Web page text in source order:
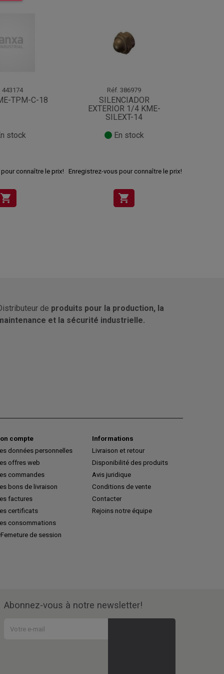
443174
TPM-C-18
stock
connaître le prix!
shopping_cart
Réf. 386979
SILENCIADOR
EXTERIOR 1/4 KME-
SILEXT-14
En stock
Enregistrez-vous pour connaître le prix!
shopping_cart
de produits pour la production, la
et la sécurité industrielle.
compte
données personnelles
offres web
commandes
bons de livraison
factures
certificats
consommations
Femeture de session
Informations
Livraison et retour
Disponibilité des produits
Avis juridique
Conditions de vente
Contacter
Rejoins notre équipe
Abonnez-vous à notre newsletter!